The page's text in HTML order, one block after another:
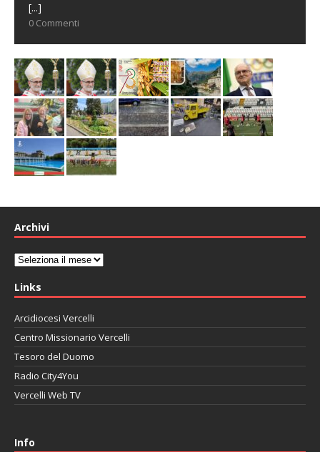
[...]
0 Commenti
Archivi
Archivi
Links
Arcidiocesi Vercelli
Centro Missionario Vercelli
Tesoro del Duomo
Radio City4You
Vercelli Web TV
Info